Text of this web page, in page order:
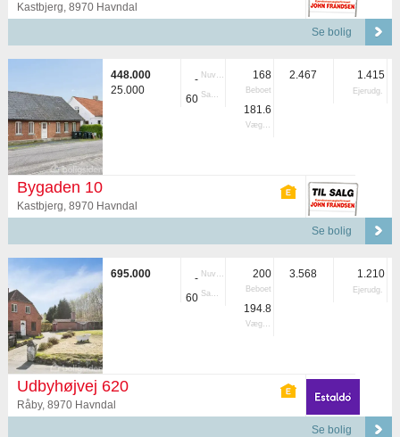
Kastbjerg, 8970 Havndal
Se bolig
448.000
25.000
- Nuvær.
60 Samlet
168
Beboet
181.6
Vægtet
2.467 1.415
Ejerudg.
Bygaden 10
Kastbjerg, 8970 Havndal
Se bolig
695.000 - Nuvær.
60 Samlet
200
Beboet
194.8
Vægtet
3.568 1.210
Ejerudg.
Udbyhøjvej 620
Råby, 8970 Havndal
Se bolig